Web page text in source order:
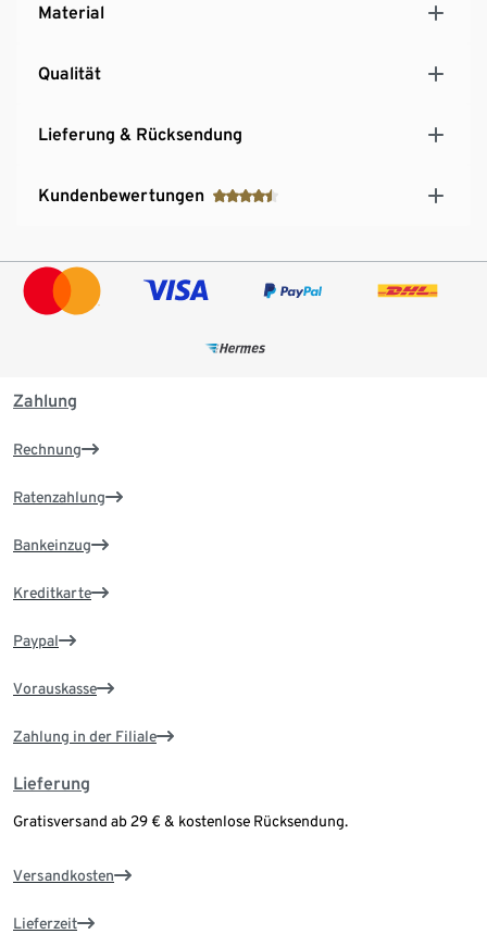
Material
Qualität
Lieferung & Rücksendung
Kundenbewertungen
Zahlung
Rechnung
Ratenzahlung
Bankeinzug
Kreditkarte
Paypal
Vorauskasse
Zahlung in der Filiale
Lieferung
Gratisversand ab 29 € & kostenlose Rücksendung.
Versandkosten
Lieferzeit